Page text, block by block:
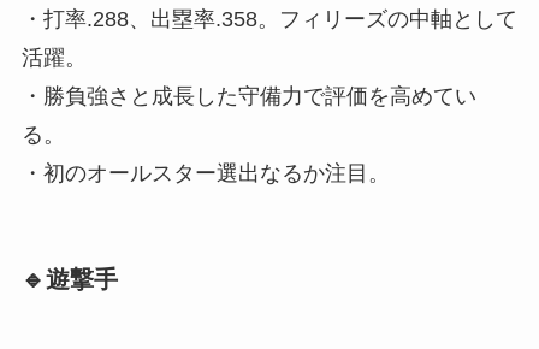
・打率.288、出塁率.358。フィリーズの中軸として
活躍。
・勝負強さと成長した守備力で評価を高めてい
る。
・初のオールスター選出なるか注目。
🔹遊撃手